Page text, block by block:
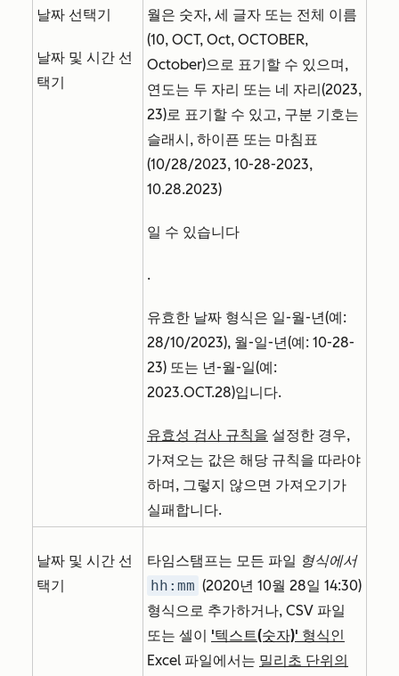
날짜 선택기
날짜 및 시간 선
택기
월은 숫자, 세 글자 또는 전체 이름
(10, OCT, Oct, OCTOBER,
October)으로 표기할 수 있으며,
연도는 두 자리 또는 네 자리(2023,
23)로 표기할 수 있고, 구분 기호는
슬래시, 하이픈 또는 마침표
(10/28/2023, 10-28-2023,
10.28.2023)
일 수 있습니다
.
유효한 날짜 형식은 일-월-년(예:
28/10/2023), 월-일-년(예: 10-28-
23) 또는 년-월-일(예:
2023.OCT.28)입니다.
유효성 검사 규칙을 설정한 경우,
가져오는 값은 해당 규칙을 따라야
하며, 그렇지 않으면 가져오기가
실패합니다.
날짜 및 시간 선
택기
타임스탬프는 모든 파일 형식에서
hh:mm (2020년 10월 28일 14:30)
형식으로 추가하거나, CSV 파일
또는 셀이 '텍스트(숫자)' 형식인
Excel 파일에서는 밀리초 단위의